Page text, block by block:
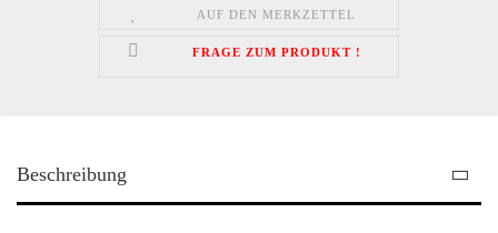
AUF DEN MERKZETTEL
FRAGE ZUM PRODUKT !
Beschreibung